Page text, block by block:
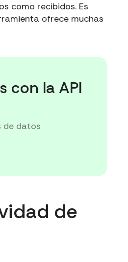
como recibidos. Es
ofrece muchas
con la API
de datos
de